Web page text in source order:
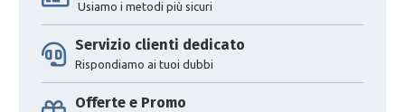
Usiamo i metodi più sicuri
Servizio clienti dedicato
Rispondiamo ai tuoi dubbi
Offerte e Promo